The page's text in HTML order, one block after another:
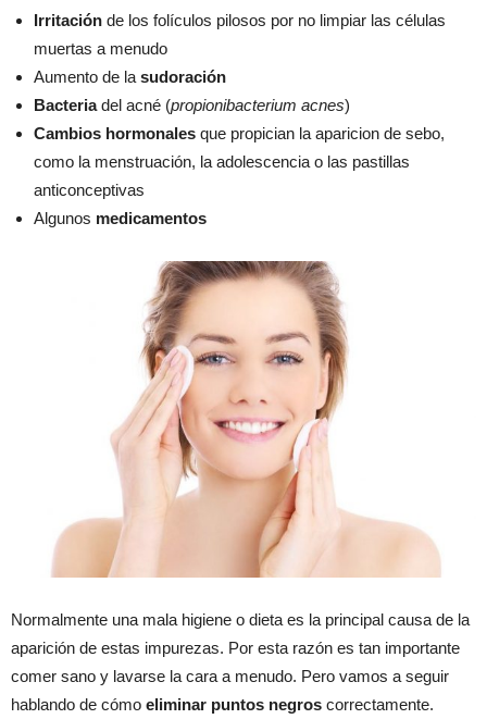
Irritación de los folículos pilosos por no limpiar las células
muertas a menudo
Aumento de la sudoración
Bacteriadel acné (propionibacterium acnes)
Cambios hormonales que propician la aparicion de sebo,
como la menstruación, la adolescencia o las pastillas
anticonceptivas
Algunos medicamentos
Normalmente una mala higiene o dieta es la principal causa de la
aparición de estas impurezas. Por esta razón es tan importante
comer sano y lavarse la cara a menudo. Pero vamos a seguir
hablando de cómo eliminar puntos negros correctamente.